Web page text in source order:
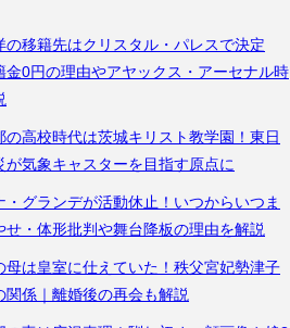
の移籍先はクリスタル・パレスで決定
金0円の理由やアヤックス・アーセナル時
の高校時代は茨城キリスト教学園！東日
が気象キャスターを目指す原点に
・グランデが活動休止！いつからいつま
せ・体形批判や舞台降板の理由を解説
母は皇室に仕えていた！秩父宮妃勢津子
関係｜離婚後の再会も解説